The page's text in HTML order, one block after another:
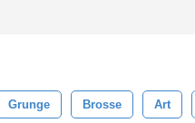
Grunge Brosse Art